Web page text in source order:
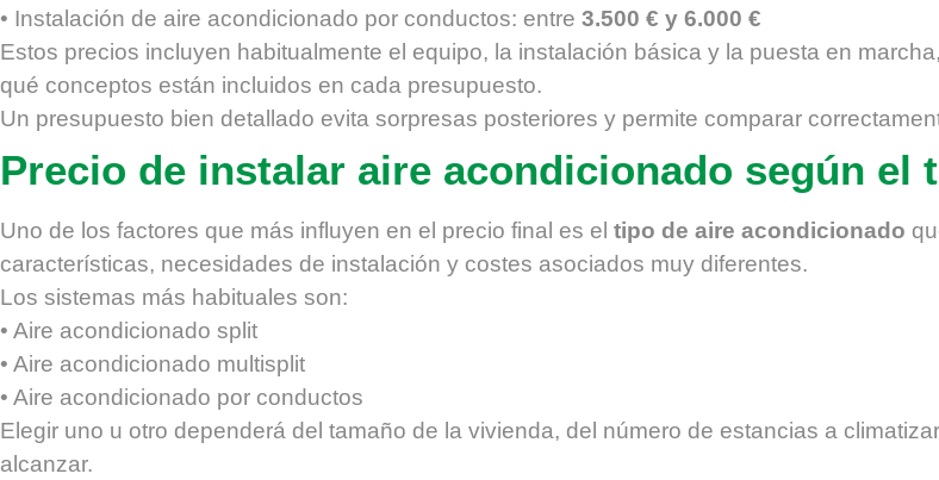
• Instalación de aire acondicionado por conductos: entre 3.500 € y 6.000 €
Estos precios incluyen habitualmente el equipo, la instalación básica y la puesta en
qué conceptos están incluidos en cada presupuesto.
Un presupuesto bien detallado evita sorpresas posteriores y permite comparar
Precio de instalar aire acondicionado según el
Uno de los factores que más influyen en el precio final es el tipo de aire acondicionado
características, necesidades de instalación y costes asociados muy diferentes.
Los sistemas más habituales son:
• Aire acondicionado split
• Aire acondicionado multisplit
• Aire acondicionado por conductos
Elegir uno u otro dependerá del tamaño de la vivienda, del número de estancias a
alcanzar.